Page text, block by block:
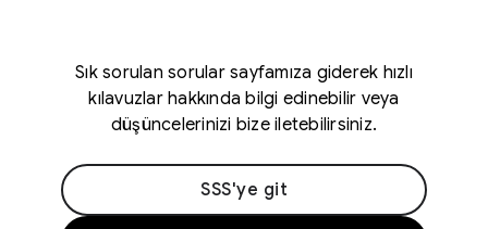
Sık sorulan sorular sayfamıza giderek hızlı
kılavuzlar hakkında bilgi edinebilir veya
düşüncelerinizi bize iletebilirsiniz.
SSS'ye git